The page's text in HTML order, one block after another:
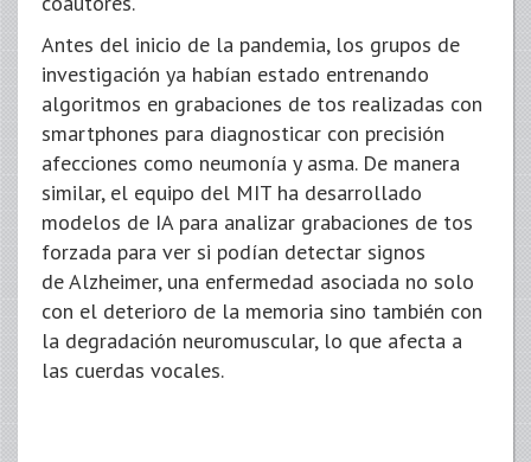
Antes del inicio de la pandemia, los grupos de
investigación ya habían estado entrenando
algoritmos en grabaciones de tos realizadas con
smartphones para diagnosticar con precisión
afecciones como neumonía y asma. De manera
similar, el equipo del MIT ha desarrollado
modelos de IA para analizar grabaciones de tos
forzada para ver si podían detectar signos
de Alzheimer, una enfermedad asociada no solo
con el deterioro de la memoria sino también con
la degradación neuromuscular, lo que afecta a
las cuerdas vocales.